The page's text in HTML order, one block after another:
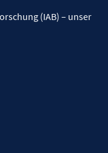
(IAB) – unser